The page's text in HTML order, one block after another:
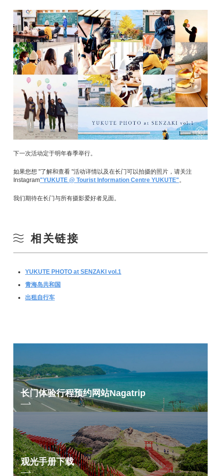
下一次活动定于明年春季举行。
如果您想 "了解和查看 "活动详情以及在长门可以拍摄的照片，请关注
Instagram"YUKUTE @ Tourist Information Centre YUKUTE"。
我们期待在长门与所有摄影爱好者见面。
相关链接
YUKUTE PHOTO at SENZAKI vol.1
青海岛共和国
出租自行车
长门体验行程预约网站Nagatrip
观光手册下载